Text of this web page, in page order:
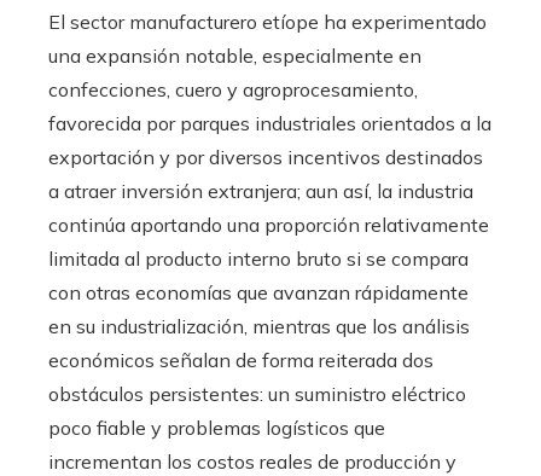
El sector manufacturero etíope ha experimentado
una expansión notable, especialmente en
confecciones, cuero y agroprocesamiento,
favorecida por parques industriales orientados a la
exportación y por diversos incentivos destinados
a atraer inversión extranjera; aun así, la industria
continúa aportando una proporción relativamente
limitada al producto interno bruto si se compara
con otras economías que avanzan rápidamente
en su industrialización, mientras que los análisis
económicos señalan de forma reiterada dos
obstáculos persistentes: un suministro eléctrico
poco fiable y problemas logísticos que
incrementan los costos reales de producción y